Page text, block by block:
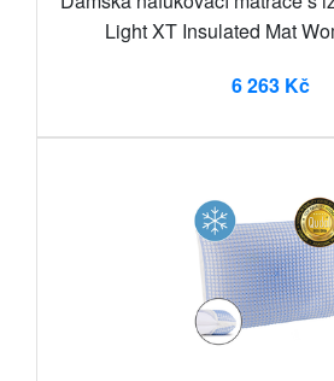
Light XT Insulated Mat
6 263 Kč